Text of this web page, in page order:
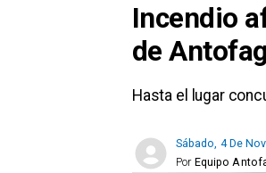
Incendio
de
Hasta el lugar
Sábado, 4 De
Equipo
Por